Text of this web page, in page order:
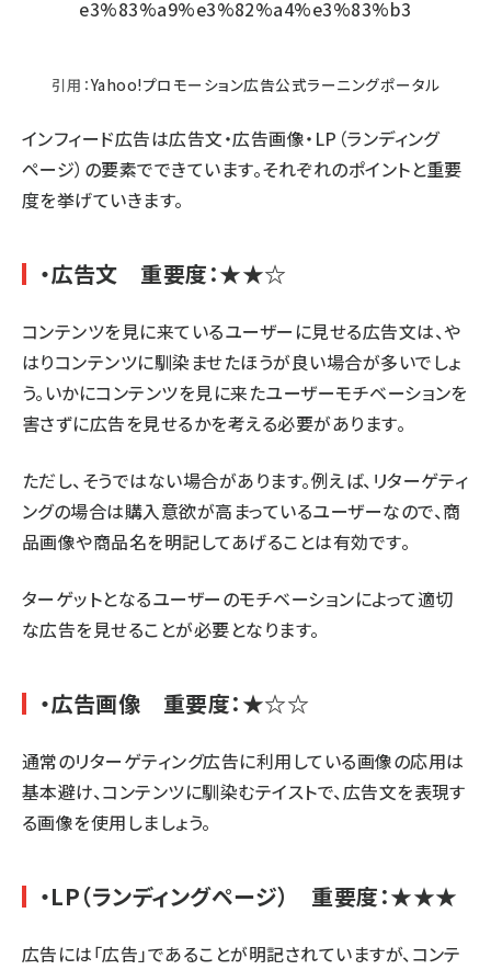
引用：Yahoo!プロモーション広告公式ラーニングポータル
インフィード広告は広告文・広告画像・LP（ランディング
ページ）の要素でできています。それぞれのポイントと重要
度を挙げていきます。
・広告文 重要度：★★☆
コンテンツを見に来ているユーザーに見せる広告文は、や
はりコンテンツに馴染ませたほうが良い場合が多いでしょ
う。いかにコンテンツを見に来たユーザーモチベーションを
害さずに広告を見せるかを考える必要があります。
ただし、そうではない場合があります。例えば、リターゲティ
ングの場合は購入意欲が高まっているユーザーなので、商
品画像や商品名を明記してあげることは有効です。
ターゲットとなるユーザーのモチベーションによって適切
な広告を見せることが必要となります。
・広告画像 重要度：★☆☆
通常のリターゲティング広告に利用している画像の応用は
基本避け、コンテンツに馴染むテイストで、広告文を表現す
る画像を使用しましょう。
・LP（ランディングページ） 重要度：★★★
広告には「広告」であることが明記されていますが、コンテ